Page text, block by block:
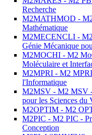
Recherche
M2MATHMOD -
Mathématique
M2MECENCLI -
Génie Mécanique
M2MOCHI - M2
Moléculaire et
M2MPRI - M2 MPRI
l'Informatique
M2MSV - M2 MSV
pour les Sciences du
M2OPTIM - M2
M2PIC - M2 PIC -
Conception